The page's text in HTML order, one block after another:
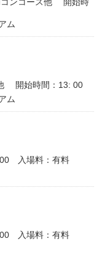
コンコース他 開始時
ム
開始時間：13: 00
ム
入場料：有料
入場料：有料